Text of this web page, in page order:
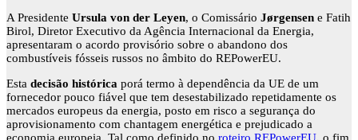
A Presidente Ursula von der Leyen, o Comissário Jørgensen e Fatih
Birol, Diretor Executivo da Agência Internacional da Energia,
apresentaram o acordo provisório sobre o abandono dos
combustíveis fósseis russos no âmbito do REPowerEU.
Esta decisão histórica porá termo à dependência da UE de um
fornecedor pouco fiável que tem desestabilizado repetidamente os
mercados europeus da energia, posto em risco a segurança do
aprovisionamento com chantagem energética e prejudicado a